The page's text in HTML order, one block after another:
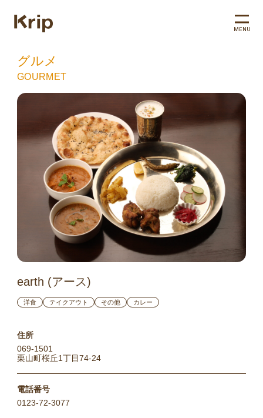
MENU
グルメ
GOURMET
earth (アース)
洋食 テイクアウト その他 カレー
住所
069-1501
栗山町桜丘1丁目74-24
電話番号
0123-72-3077